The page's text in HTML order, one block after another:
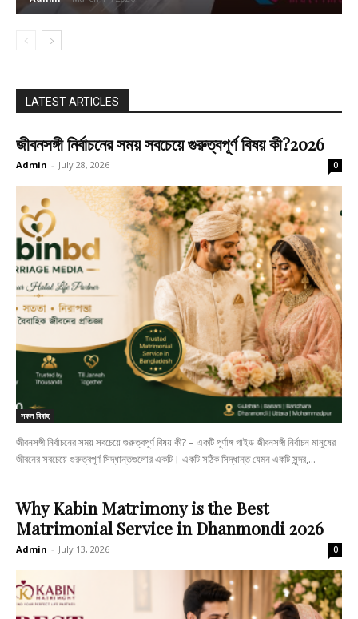
LATEST ARTICLES
জীবনসঙ্গী নির্বাচনের সময় সবচেয়ে গুরুত্বপূর্ণ বিষয় কী?2026
Admin - July 28, 2026 0
সফল বিবাহ
জীবনসঙ্গী নির্বাচনের সময় সবচেয়ে গুরুত্বপূর্ণ বিষয় কী? – একটি পূর্ণাঙ্গ গাইড জীবনসঙ্গী নির্বাচন মানুষের
জীবনের সবচেয়ে গুরুত্বপূর্ণ সিদ্ধান্তগুলোর একটি। একটি সঠিক সিদ্ধান্ত যেমন একটি সুন্দর,...
Why Kabin Matrimony is the Best
Matrimonial Service in Dhanmondi 2026
Admin - July 13, 2026 0